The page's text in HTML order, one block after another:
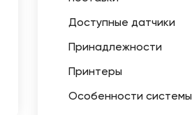
Доступные датчики
Принадлежности
Принтеры
Особенности системы